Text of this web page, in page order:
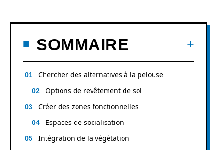
SOMMAIRE
Chercher des alternatives à la pelouse
Options de revêtement de sol
Créer des zones fonctionnelles
Espaces de socialisation
Intégration de la végétation